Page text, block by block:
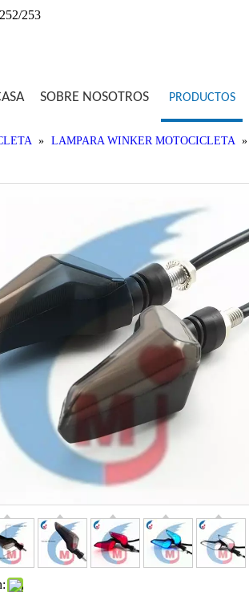
253
SOBRE NOSOTROS PRODUCTOS
» LAMPARA WINKER MOTOCICLETA »